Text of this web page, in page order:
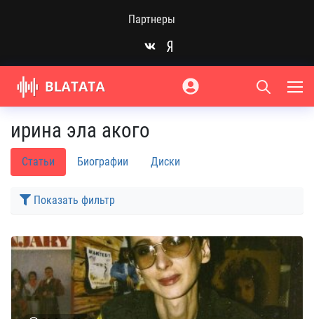
Партнеры
ирина эла акого
Статьи Биографии Диски
Показать фильтр